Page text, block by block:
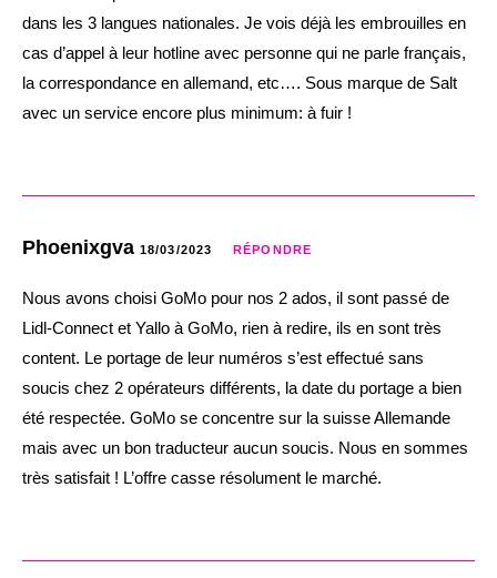
dans les 3 langues nationales. Je vois déjà les embrouilles en
cas d’appel à leur hotline avec personne qui ne parle français,
la correspondance en allemand, etc…. Sous marque de Salt
avec un service encore plus minimum: à fuir !
Phoenixgva 18/03/2023 RÉPONDRE
Nous avons choisi GoMo pour nos 2 ados, il sont passé de
Lidl-Connect et Yallo à GoMo, rien à redire, ils en sont très
content. Le portage de leur numéros s’est effectué sans
soucis chez 2 opérateurs différents, la date du portage a bien
été respectée. GoMo se concentre sur la suisse Allemande
mais avec un bon traducteur aucun soucis. Nous en sommes
très satisfait ! L’offre casse résolument le marché.